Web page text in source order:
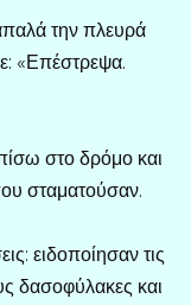
την πλευρά
«Επέστρεψα.
στο δρόμο και
σταματούσαν.
ειδοποίησαν τις
δασοφύλακες και